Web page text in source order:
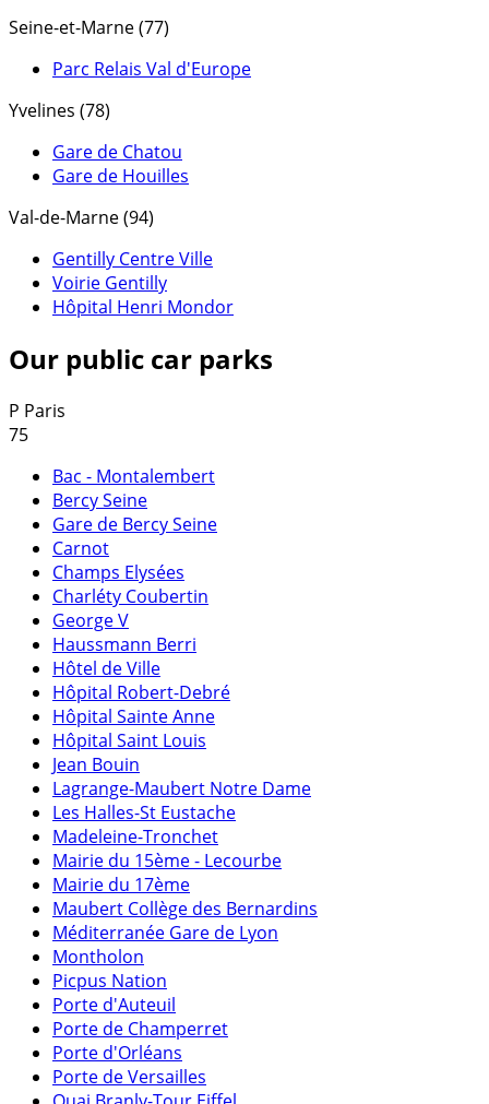
Seine-et-Marne (77)
Parc Relais Val d'Europe
Yvelines (78)
Gare de Chatou
Gare de Houilles
Val-de-Marne (94)
Gentilly Centre Ville
Voirie Gentilly
Hôpital Henri Mondor
Our public car parks
P Paris
75
Bac - Montalembert
Bercy Seine
Gare de Bercy Seine
Carnot
Champs Elysées
Charléty Coubertin
George V
Haussmann Berri
Hôtel de Ville
Hôpital Robert-Debré
Hôpital Sainte Anne
Hôpital Saint Louis
Jean Bouin
Lagrange-Maubert Notre Dame
Les Halles-St Eustache
Madeleine-Tronchet
Mairie du 15ème - Lecourbe
Mairie du 17ème
Maubert Collège des Bernardins
Méditerranée Gare de Lyon
Montholon
Picpus Nation
Porte d'Auteuil
Porte de Champerret
Porte d'Orléans
Porte de Versailles